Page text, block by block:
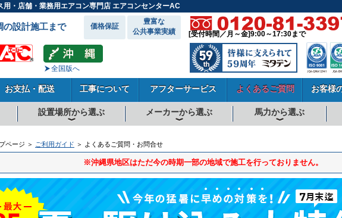
・店舗・業務用エアコン専門店 エアコンセンターAC
の設計施工まで 価格保証
豊富な
公共事業実績
全国版へ
[受付時間／月～金]9:00～17:30まで
お支払・配送 工事について アフターサービス よくあるご質問 お客様
設置場所から選ぶ メーカーから選ぶ 馬力から選ぶ
ページ ＞ ご利用ガイド ＞ よくあるご質問・お問合せ
※沖縄県地区はただ今の時期一部の地域で施工を行っておりません。